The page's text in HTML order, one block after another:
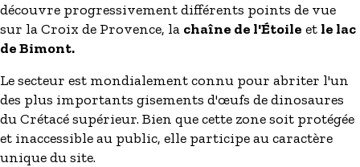
découvre progressivement différents points de vue
sur la Croix de Provence, la chaîne de l'Étoile et le lac
de Bimont.
Le secteur est mondialement connu pour abriter l'un
des plus importants gisements d'œufs de dinosaures
du Crétacé supérieur. Bien que cette zone soit protégée
et inaccessible au public, elle participe au caractère
unique du site.